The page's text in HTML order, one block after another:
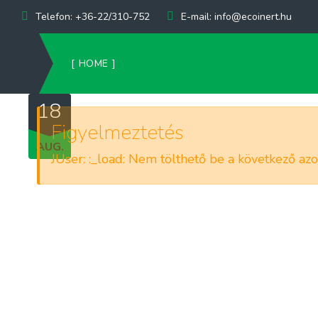
Telefon: +36-22/310-752 E-mail: info@ecoinert.hu
HOME
Figyelmeztetés
JUser: :_load: Nem tölthető be a következő
18
AUG.